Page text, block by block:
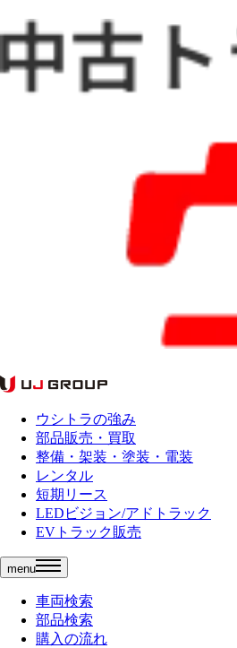
ウシトラの強み
部品販売・買取
整備・架装・塗装・電装
レンタル
短期リース
LEDビジョン/アドトラック
EVトラック販売
menu
車両検索
部品検索
購入の流れ